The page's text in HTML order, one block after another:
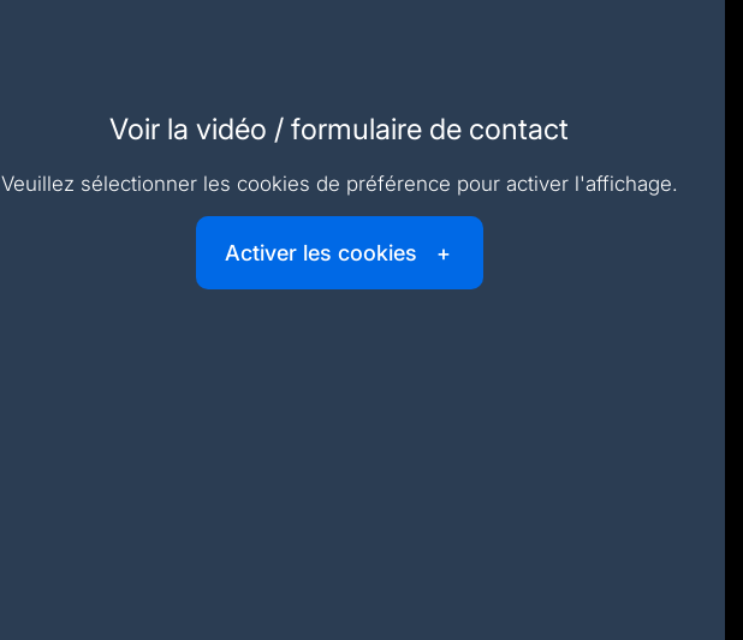
Voir la vidéo / formulaire de contact
Veuillez sélectionner les cookies de préférence pour activer l'affichage.
Activer les cookies